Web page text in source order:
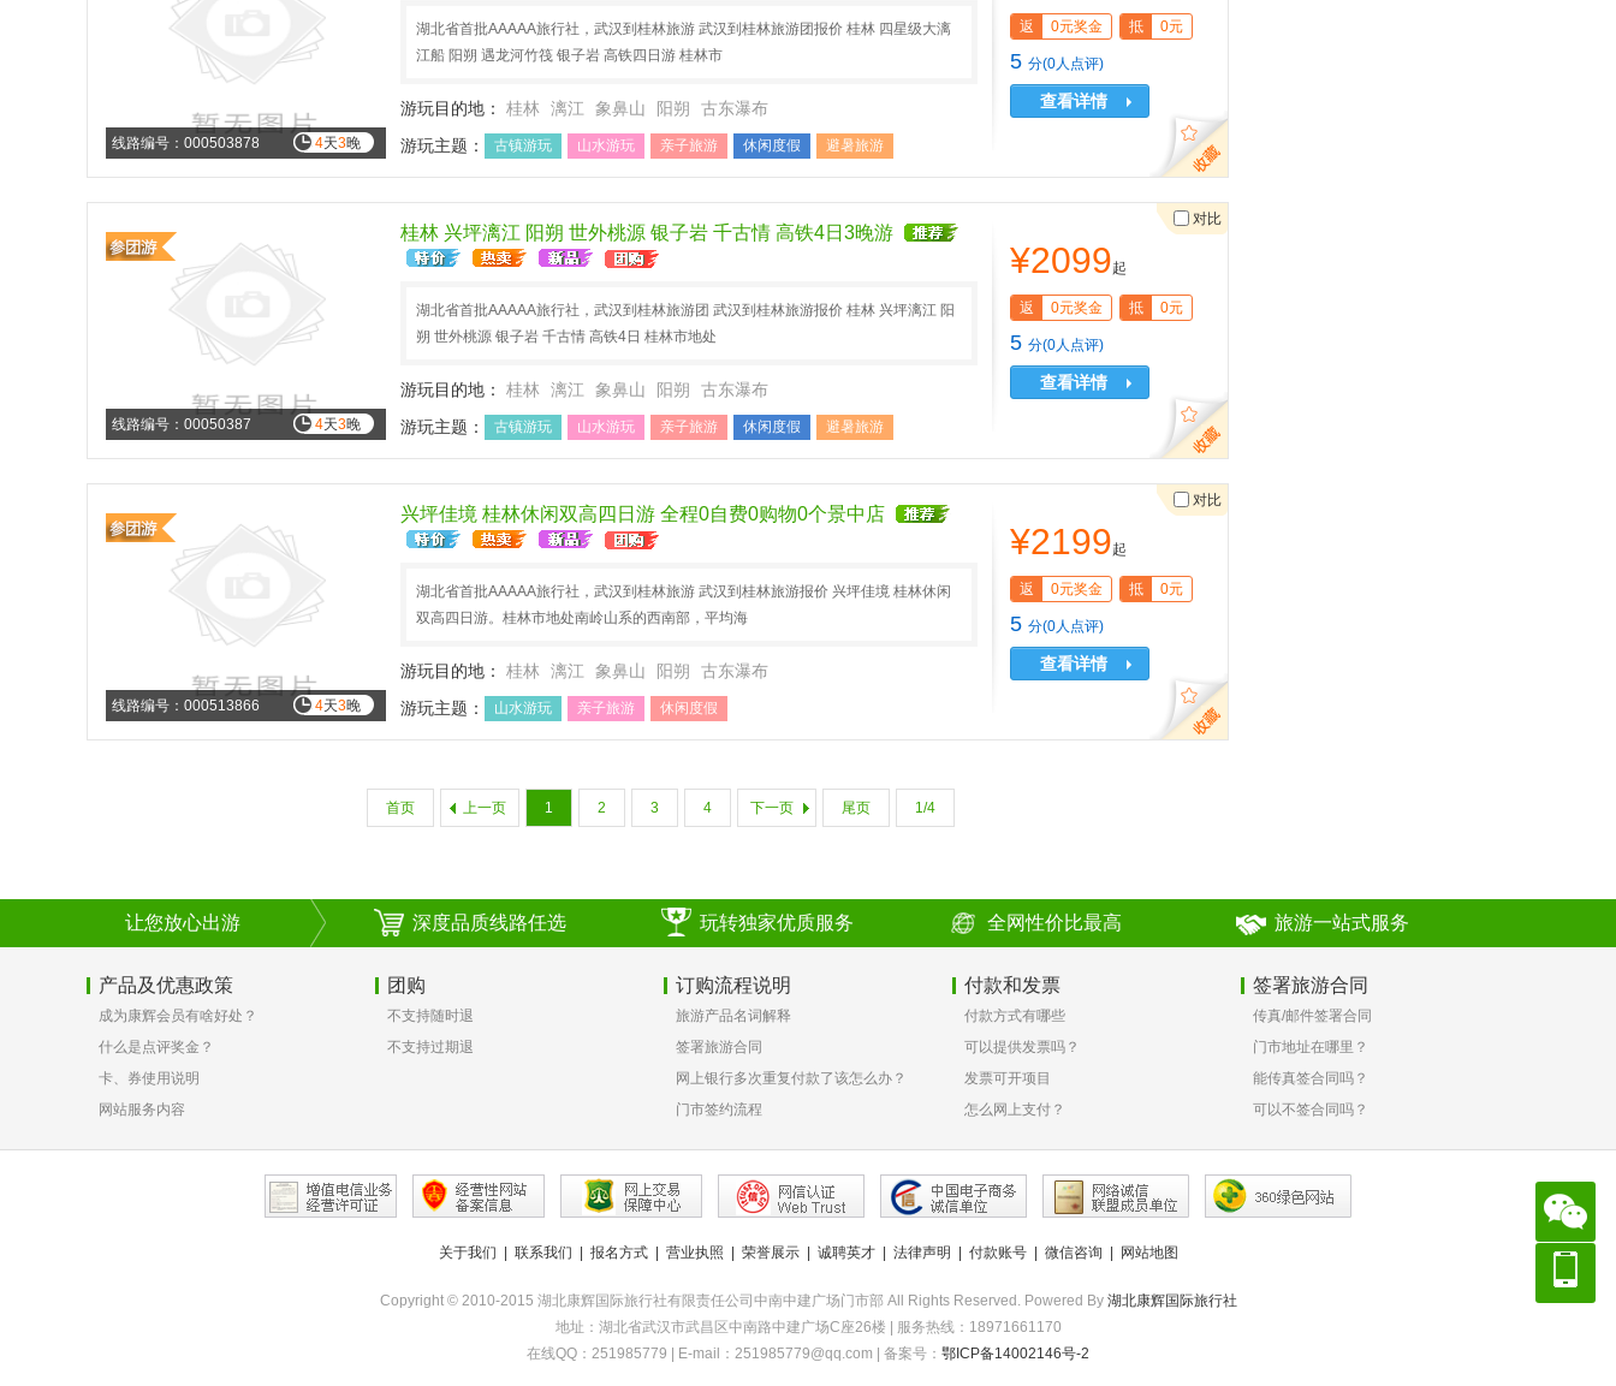
4天3晚
线路编号：000503878
湖北省首批AAAAA旅行社，武汉到桂林旅游 武汉到桂林旅游团报价 桂林 四星级大漓
江船 阳朔 遇龙河竹筏 银子岩 高铁四日游 桂林市
游玩目的地： 桂林 漓江 象鼻山 阳朔
古东瀑布
游玩主题：
古镇游玩 山水游玩 亲子旅游 休闲度假
避暑旅游
返 0元奖金 抵 0元
5 分(0人点评)
查看详情
4天3晚
线路编号：00050387
桂林 兴坪漓江 阳朔 世外桃源 银子岩 千古情 高铁4日3晚游
湖北省首批AAAAA旅行社，武汉到桂林旅游团 武汉到桂林旅游报价 桂林 兴坪漓江 阳
朔 世外桃源 银子岩 千古情 高铁4日 桂林市地处
游玩目的地： 桂林 漓江 象鼻山 阳朔
古东瀑布
游玩主题：
古镇游玩 山水游玩 亲子旅游 休闲度假
避暑旅游
¥2099起
返 0元奖金 抵 0元
5 分(0人点评)
查看详情
对比
4天3晚
线路编号：000513866
兴坪佳境 桂林休闲双高四日游 全程0自费0购物0个景中店
湖北省首批AAAAA旅行社，武汉到桂林旅游 武汉到桂林旅游报价 兴坪佳境 桂林休闲
双高四日游。桂林市地处南岭山系的西南部，平均海
游玩目的地： 桂林 漓江 象鼻山 阳朔
古东瀑布
游玩主题：
山水游玩 亲子旅游 休闲度假
¥2199起
返 0元奖金 抵 0元
5 分(0人点评)
查看详情
对比
首页 上一页 1 2 3 4 下一页 尾页 1/4
让您放心出游 深度品质线路任选 玩转独家优质服务 全网性价比最高 旅游一站式服务
产品及优惠政策
成为康辉会员有啥好处？
什么是点评奖金？
卡、券使用说明
网站服务内容
团购
不支持随时退
不支持过期退
订购流程说明
旅游产品名词解释
签署旅游合同
网上银行多次重复付款了该怎么办？
门市签约流程
付款和发票
付款方式有哪些
可以提供发票吗？
发票可开项目
怎么网上支付？
签署旅游合同
传真/邮件签署合同
门市地址在哪里？
能传真签合同吗？
可以不签合同吗？
关于我们 联系我们 报名方式 营业执照 荣誉展示 诚聘英才 法律声明 付款账号 微信咨询 网站地图
Copyright © 2010-2015 湖北康辉国际旅行社有限责任公司中南中建广场门市部 All Rights Reserved. Powered By 湖北康辉国际旅行社
地址：湖北省武汉市武昌区中南路中建广场C座26楼 | 服务热线：18971661170
在线QQ：251985779 | E-mail：251985779@qq.com | 备案号： 鄂ICP备14002146号-2